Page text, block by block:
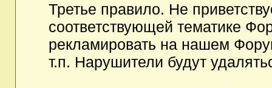
Третье правило. Не
соответствующей тематике
рекламировать на нашем
т.п. Нарушители будут